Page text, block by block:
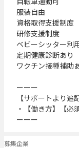
服装自由
資格取得支援制度
研修支援制度
ベビーシッター利
定期健康診断あり
ワクチン接種補助
ーーー
【サポートより追
・【働き方】【必
ーーー
募集企業